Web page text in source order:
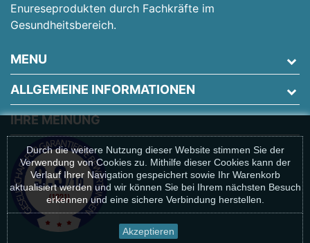
Enureseprodukten durch Fachkräfte im
Gesundheitsbereich.
MENU
ALLGEMEINE INFORMATIONEN
Durch die weitere Nutzung dieser Website stimmen Sie der
Verwendung von Cookies zu. Mithilfe dieser Cookies kann der
Verlauf Ihrer Navigation gespeichert sowie Ihr Warenkorb
aktualisiert werden und wir können Sie bei Ihrem nächsten Besuch
erkennen und eine sichere Verbindung herstellen.
Akzeptieren
IHRE MEINUNG